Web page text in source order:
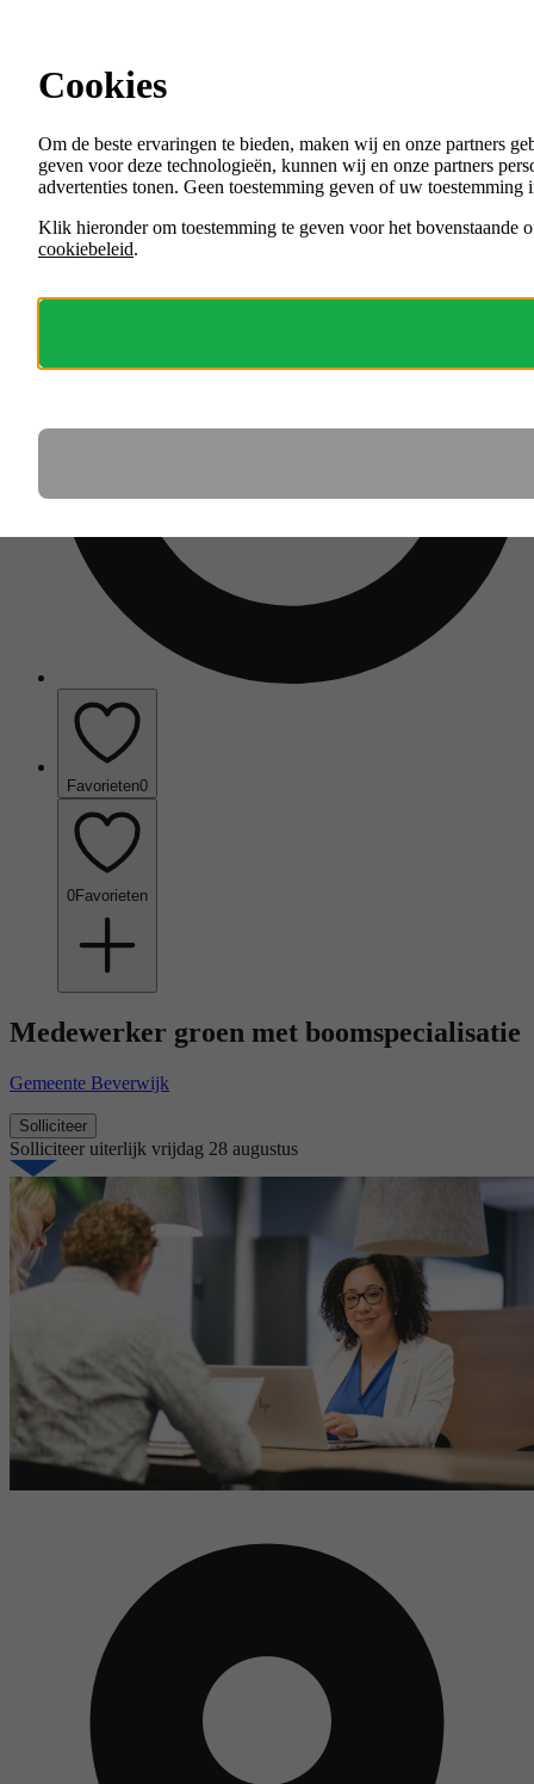
Menu
VACATURES
ORGANISATIES
Favorieten0
0Favorieten
Medewerker groen met boomspecialisatie
Gemeente Beverwijk
Solliciteer
Solliciteer uiterlijk vrijdag 28 augustus
Cookies
Om de beste ervaringen te bieden, maken wij en onze partners
geven voor deze technologieën, kunnen wij en onze partners
advertenties tonen. Geen toestemming geven of uw
Klik hieronder om toestemming te geven voor het bovenstaande
cookiebeleid.